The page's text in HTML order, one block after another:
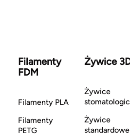
Filamenty
FDM
Filamenty PLA
Filamenty
PETG
Żywice
Żywice
Żywice
standardowe